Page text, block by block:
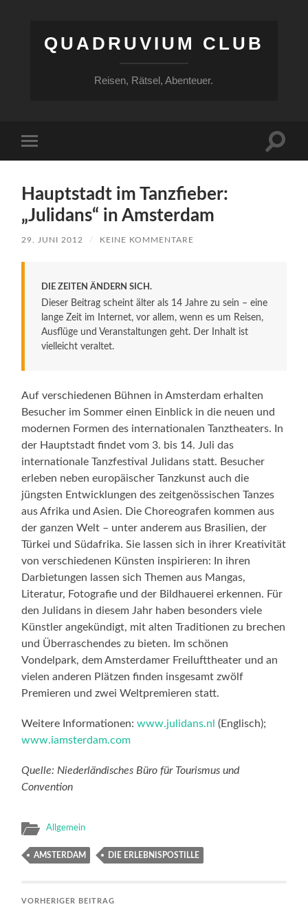
QUADRUVIUM CLUB
Reisen, Rätsel, Abenteuer.
Menü
Hauptstadt im Tanzfieber:
„Julidans“ in Amsterdam
29. JUNI 2012 / KEINE KOMMENTARE
DIE ZEITEN ÄNDERN SICH.
Dieser Beitrag scheint älter als 14 Jahre zu sein – eine
lange Zeit im Internet, vor allem, wenn es um Reisen,
Ausflüge und Veranstaltungen geht. Der Inhalt ist
vielleicht veraltet.
Auf verschiedenen Bühnen in Amsterdam erhalten
Besucher im Sommer einen Einblick in die neuen und
modernen Formen des internationalen Tanztheaters. In
der Hauptstadt findet vom 3. bis 14. Juli das
internationale Tanzfestival Julidans statt. Besucher
erleben neben europäischer Tanzkunst auch die
jüngsten Entwicklungen des zeitgenössischen Tanzes
aus Afrika und Asien. Die Choreografen kommen aus
der ganzen Welt – unter anderem aus Brasilien, der
Türkei und Südafrika. Sie lassen sich in ihrer Kreativität
von verschiedenen Künsten inspirieren: In ihren
Darbietungen lassen sich Themen aus Mangas,
Literatur, Fotografie und der Bildhauerei erkennen. Für
den Julidans in diesem Jahr haben besonders viele
Künstler angekündigt, mit alten Traditionen zu brechen
und Überraschendes zu bieten. Im schönen
Vondelpark, dem Amsterdamer Freilufttheater und an
vielen anderen Plätzen finden insgesamt zwölf
Premieren und zwei Weltpremieren statt.
Weitere Informationen:www.julidans.nl (Englisch);
www.iamsterdam.com
Quelle: Niederländisches Büro für Tourismus und
Convention
Allgemein
AMSTERDAM DIE ERLEBNISPOSTILLE
VORHERIGER BEITRAG